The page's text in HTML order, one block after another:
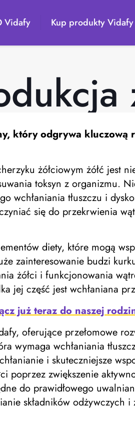
Vidafy Kup produkty Vidafy
który odgrywa kluczową
żółciowym żółć jest
toksyn z organizmu.
wchłaniania tłuszczu i
się do przekrwienia
diety, które mogą
zainteresowanie budzi
żółci i funkcjonowania
jej część jest wchłaniana
już teraz do naszej
oferujące przełomowe
wymaga wchłaniania
i skuteczniejsze
poprzez zwiększenie
do prawidłowego
składników